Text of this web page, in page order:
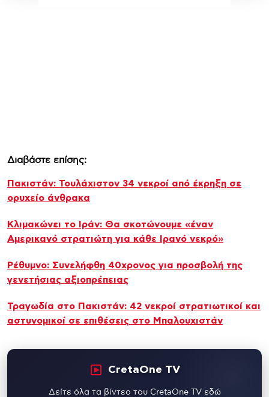
Διαβάστε επίσης:
Πακιστάν: Τουλάχιστον 34 νεκροί από έκρηξη σε
ορυχείο άνθρακα
Κλιμακώνει το Ιράν: Θα σκοτώνουμε «έναν
Αμερικανό στρατιώτη για κάθε Ιρανό νεκρό»
Ρέθυμνο: Συνελήφθη 40χρονος για προσβολή της
γενετήσιας αξιοπρέπειας
Τραγωδία στο Πακιστάν: 42 νεκροί στρατιωτικοί και
αστυνομικοί σε επιθέσεις στο Μπαλουχιστάν
CretaOne TV
Δείτε όλα τα βίντεο του CretaOne TV εδώ